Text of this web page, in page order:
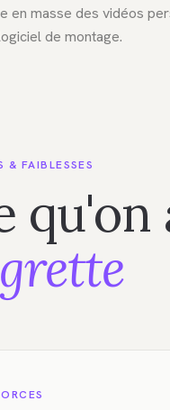
en masse des vidéos
de montage.
& FAIBLESSES
qu'on